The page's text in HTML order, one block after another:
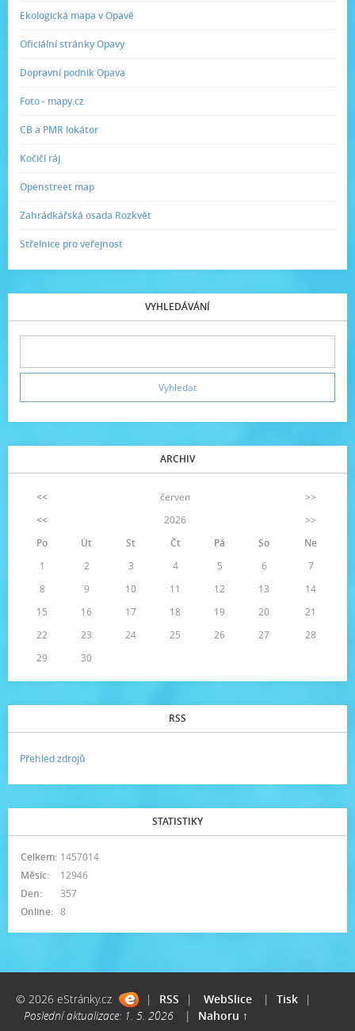
Ekologická mapa v Opavě
Oficiální stránky Opavy
Dopravní podnik Opava
Foto - mapy.cz
CB a PMR lokátor
Kočičí ráj
Openstreet map
Zahrádkářská osada Rozkvět
Střelnice pro veřejnost
VYHLEDÁVÁNÍ
ARCHIV
<< červen
>>
<<
2026
>>
Po
Út St Čt Pá So
Ne
1
2 3 4 5 6
7
8
9 10 11 12 13
14
15
16 17 18 19 20
21
22
23 24 25 26 27
28
29
30
RSS
Přehled zdrojů
STATISTIKY
Online: 8
Celkem: 1457014
Měsíc:
12946
Den:
357
© 2026 eStránky.cz | RSS | WebSlice | Tisk
|
Poslední aktualizace: 1. 5. 2026
| Nahoru ↑